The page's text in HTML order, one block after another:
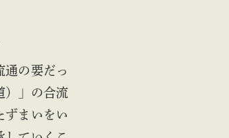
通の要だっ
）」の合流
ずまいをい